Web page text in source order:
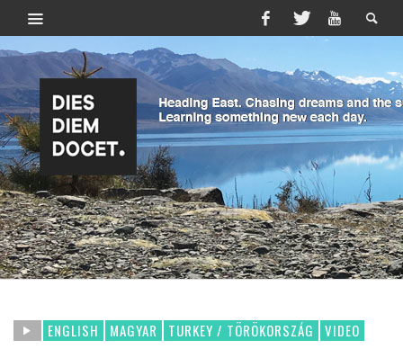
ENGLISH MAGYAR TURKEY / TÖRÖKORSZÁG VIDEO